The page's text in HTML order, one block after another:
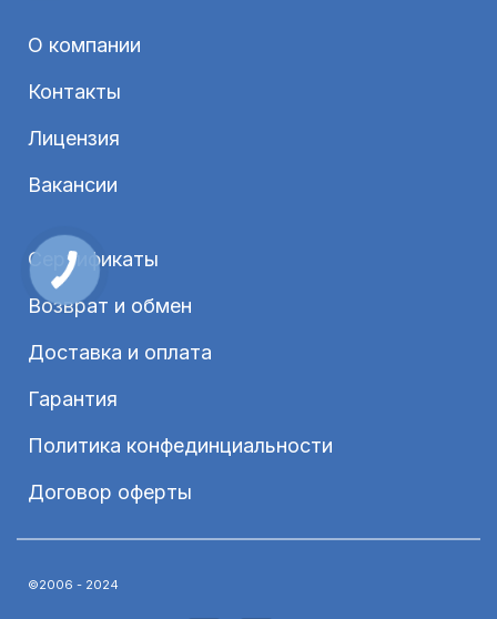
О компании
Контакты
Лицензия
Вакансии
Сертификаты
Возврат и обмен
Доставка и оплата
Гарантия
Политика конфединциальности
Договор оферты
©2006 - 2024